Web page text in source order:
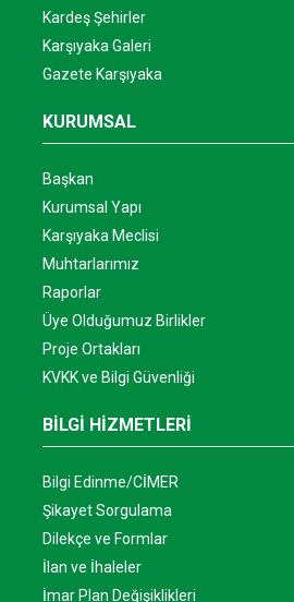
Kardeş Şehirler
Karşıyaka Galeri
Gazete Karşıyaka
KURUMSAL
Başkan
Kurumsal Yapı
Karşıyaka Meclisi
Muhtarlarımız
Raporlar
Üye Olduğumuz Birlikler
Proje Ortakları
KVKK ve Bilgi Güvenliği
BİLGİ HİZMETLERİ
Bilgi Edinme/CİMER
Şikayet Sorgulama
Dilekçe ve Formlar
İlan ve İhaleler
İmar Plan Değişiklikleri